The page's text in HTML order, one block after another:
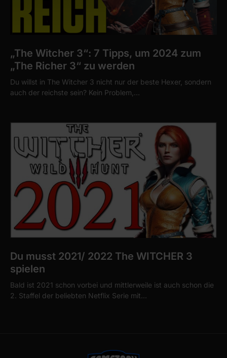
„The Witcher 3“: 7 Tipps, um 2024 zum
„The Richer 3“ zu werden
Du willst in The Witcher 3 nicht nur der beste Hexer, sondern
auch der reichste sein? Kein Problem,…
Du musst 2021/ 2022 The WITCHER 3
spielen
Bald ist 2021 schon vorbei und mittlerweile ist auch schon die
2. Staffel der beliebten Netflix Serie mit…